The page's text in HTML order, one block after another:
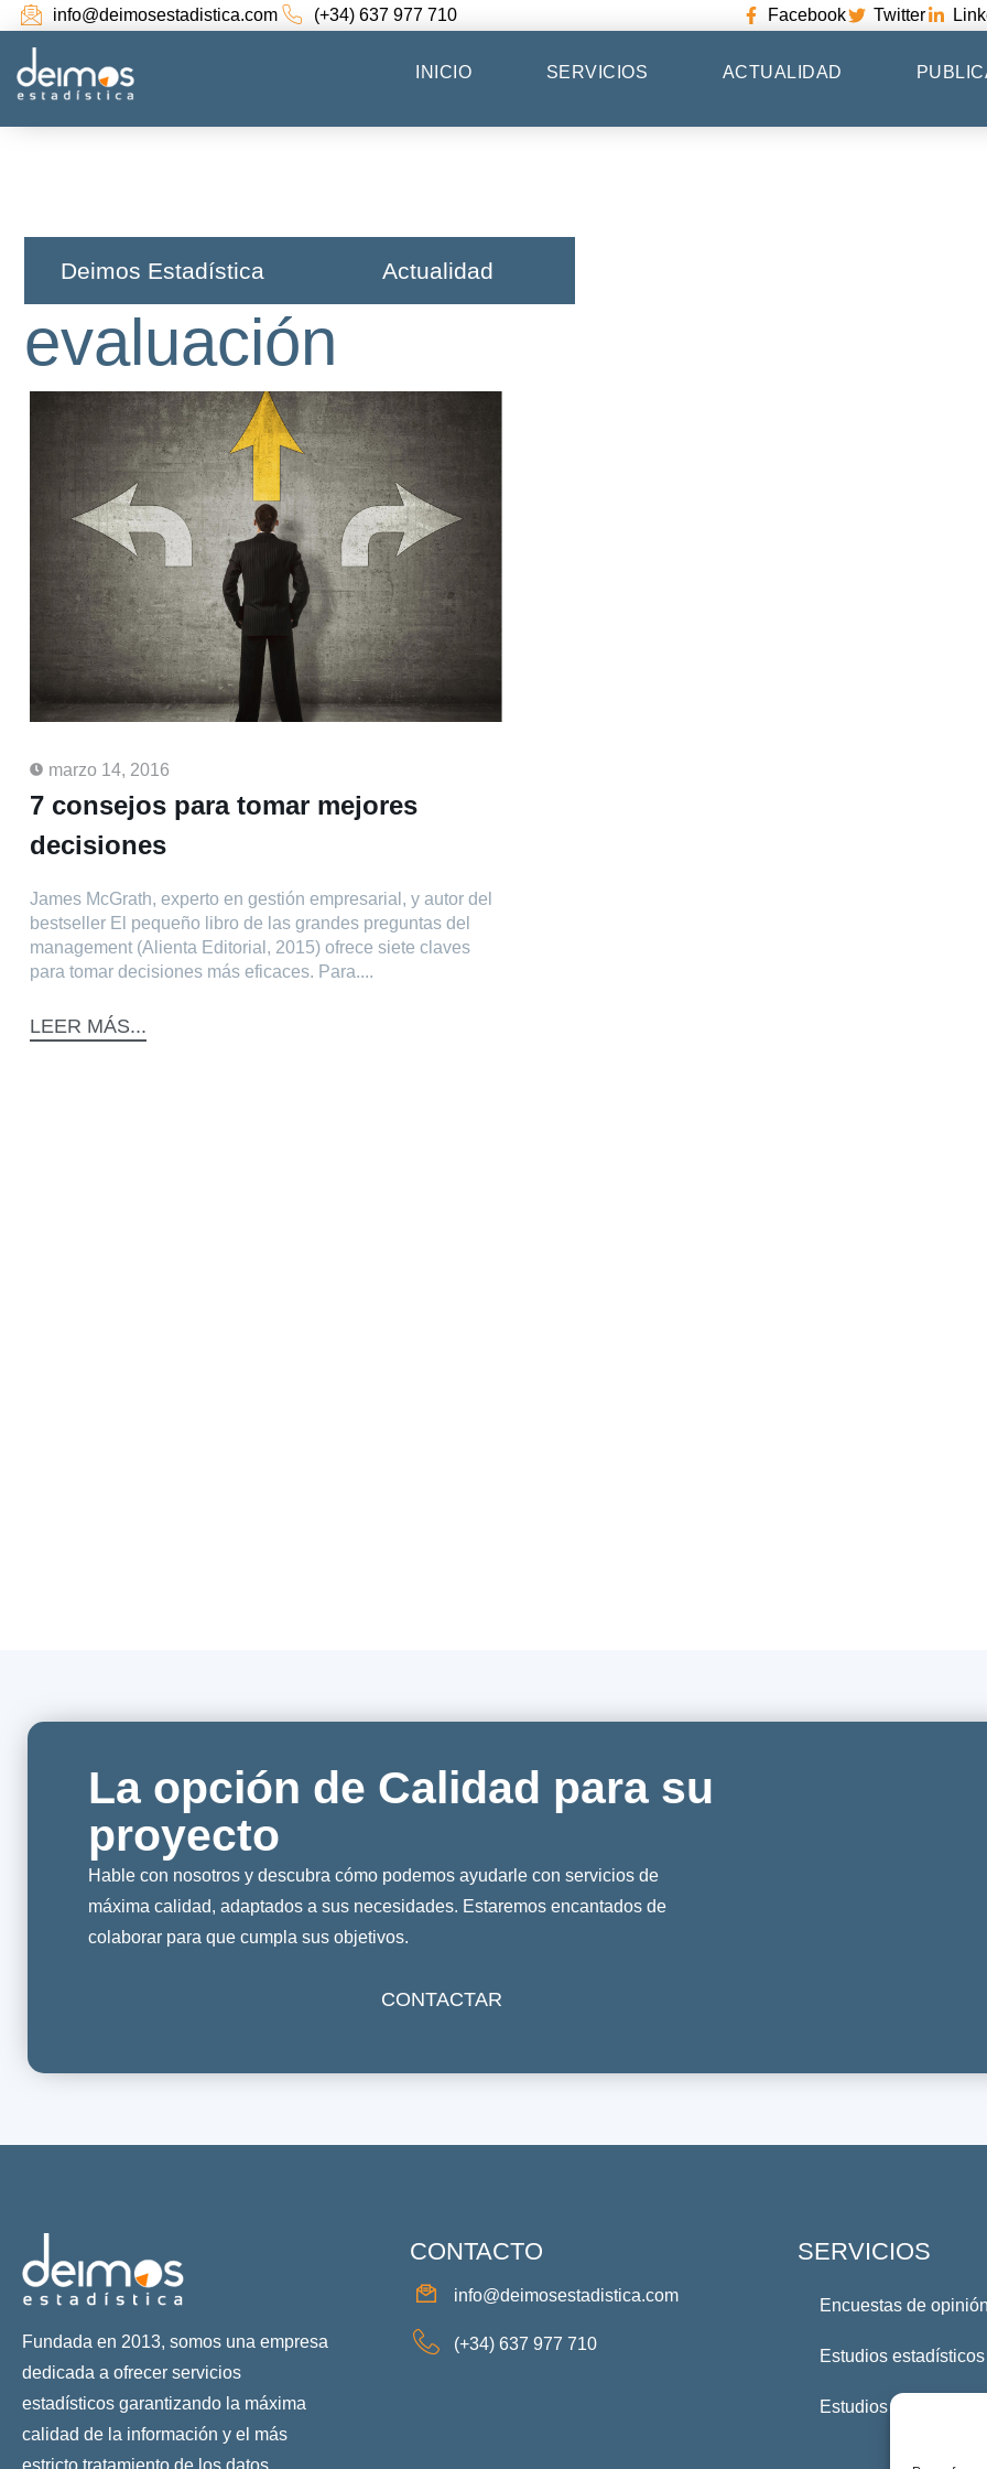
info@deimosestadistica.com (+34) 637 977 710 Facebook Twitter
INICIO SERVICIOS ACTUALIDAD
Deimos Estadística​ Actualidad
evaluación
marzo 14, 2016
7 consejos para tomar mejores
decisiones
James McGrath, experto en gestión empresarial, y autor del
bestseller El pequeño libro de las grandes preguntas del
management (Alienta Editorial, 2015) ofrece siete claves
para tomar decisiones más eficaces. Para....
LEER MÁS...
La opción de Calidad para su
proyecto
Hable con nosotros y descubra cómo podemos ayudarle con servicios de
máxima calidad, adaptados a sus necesidades. Estaremos encantados de
colaborar para que cumpla sus objetivos.
CONTACTAR
Fundada en 2013, somos una empresa
dedicada a ofrecer servicios
estadísticos garantizando la máxima
calidad de la información y el más
estricto tratamiento de los datos
CONTACTO
info@deimosestadistica.com
(+34) 637 977 710
SERVICIOS
Encuestas de
Estudios
Estudios